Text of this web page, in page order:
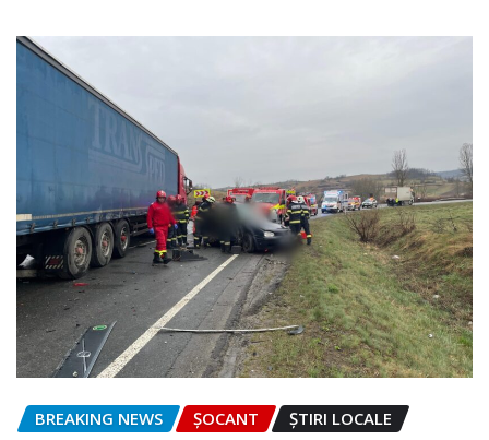
BREAKING NEWS ȘOCANT ȘTIRI LOCALE